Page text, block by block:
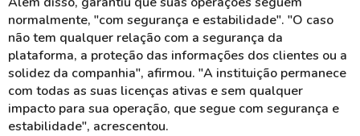
normalmente, "com segurança e estabilidade". "O caso
não tem qualquer relação com a segurança da
plataforma, a proteção das informações dos clientes ou a
solidez da companhia", afirmou. "A instituição permanece
com todas as suas licenças ativas e sem qualquer
impacto para sua operação, que segue com segurança e
estabilidade", acrescentou.